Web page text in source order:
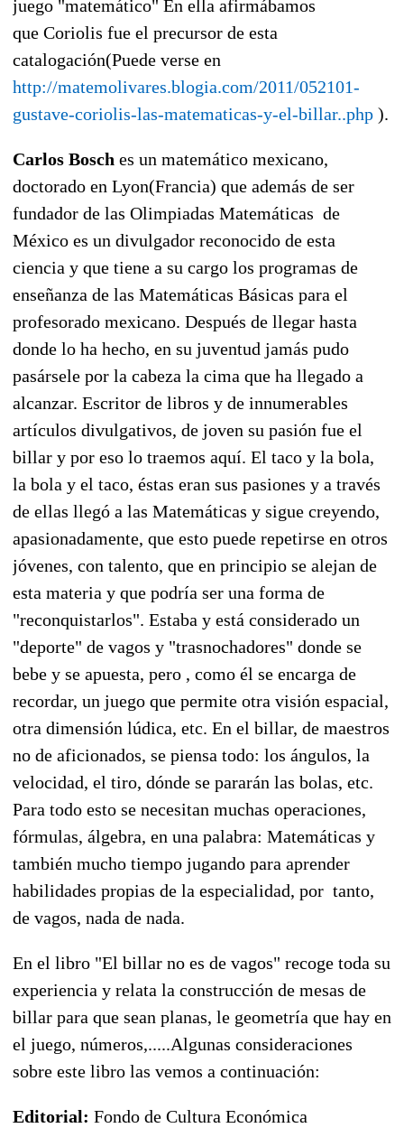
juego "matemático" En ella afirmábamos
que Coriolis fue el precursor de esta
catalogación(Puede verse en
http://matemolivares.blogia.com/2011/052101-
gustave-coriolis-las-matematicas-y-el-billar..php ).
Carlos Bosch es un matemático mexicano,
doctorado en Lyon(Francia) que además de ser
fundador de las Olimpiadas Matemáticas de
México es un divulgador reconocido de esta
ciencia y que tiene a su cargo los programas de
enseñanza de las Matemáticas Básicas para el
profesorado mexicano. Después de llegar hasta
donde lo ha hecho, en su juventud jamás pudo
pasársele por la cabeza la cima que ha llegado a
alcanzar. Escritor de libros y de innumerables
artículos divulgativos, de joven su pasión fue el
billar y por eso lo traemos aquí. El taco y la bola,
la bola y el taco, éstas eran sus pasiones y a través
de ellas llegó a las Matemáticas y sigue creyendo,
apasionadamente, que esto puede repetirse en otros
jóvenes, con talento, que en principio se alejan de
esta materia y que podría ser una forma de
"reconquistarlos". Estaba y está considerado un
"deporte" de vagos y "trasnochadores" donde se
bebe y se apuesta, pero , como él se encarga de
recordar, un juego que permite otra visión espacial,
otra dimensión lúdica, etc. En el billar, de maestros
no de aficionados, se piensa todo: los ángulos, la
velocidad, el tiro, dónde se pararán las bolas, etc.
Para todo esto se necesitan muchas operaciones,
fórmulas, álgebra, en una palabra: Matemáticas y
también mucho tiempo jugando para aprender
habilidades propias de la especialidad, por tanto,
de vagos, nada de nada.
En el libro "El billar no es de vagos" recoge toda su
experiencia y relata la construcción de mesas de
billar para que sean planas, le geometría que hay en
el juego, números,.....Algunas consideraciones
sobre este libro las vemos a continuación:
Editorial: Fondo de Cultura Económica